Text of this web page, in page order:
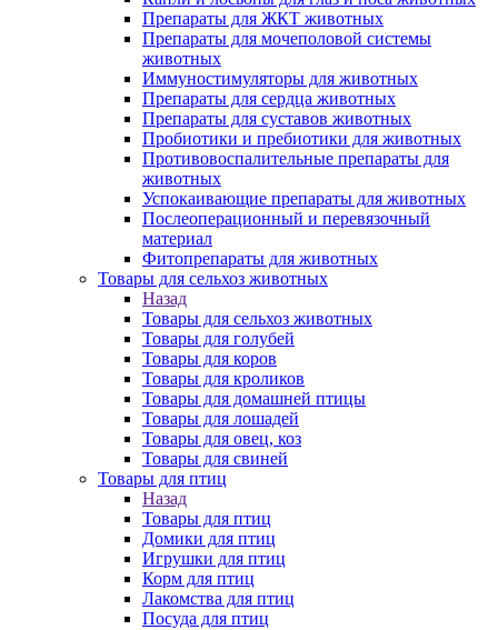
Препараты для ЖКТ животных
Препараты для мочеполовой системы
животных
Иммуностимуляторы для животных
Препараты для сердца животных
Препараты для суставов животных
Пробиотики и пребиотики для животных
Противовоспалительные препараты для
животных
Успокаивающие препараты для животных
Послеоперационный и перевязочный
материал
Фитопрепараты для животных
Товары для сельхоз животных
Назад
Товары для сельхоз животных
Товары для голубей
Товары для коров
Товары для кроликов
Товары для домашней птицы
Товары для лошадей
Товары для овец, коз
Товары для свиней
Товары для птиц
Назад
Товары для птиц
Домики для птиц
Игрушки для птиц
Корм для птиц
Лакомства для птиц
Посуда для птиц